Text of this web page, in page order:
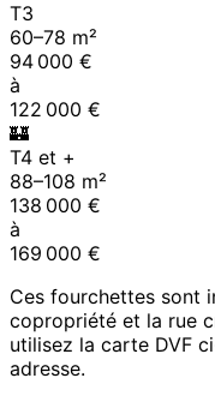
T3
60–78 m²
94 000 €
à
122 000 €
🏰
T4 et +
88–108 m²
138 000 €
à
169 000 €
Ces fourchettes sont
copropriété et la rue
utilisez la carte DVF
adresse.